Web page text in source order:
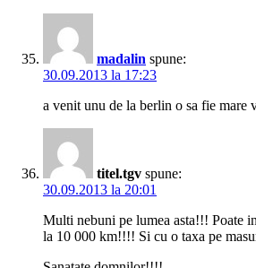
madalin spune:
30.09.2013 la 17:23
a venit unu de la berlin o sa fie mare
titel.tgv spune:
30.09.2013 la 20:01
Multi nebuni pe lumea asta!!! Poate
la 10 000 km!!!! Si cu o taxa pe